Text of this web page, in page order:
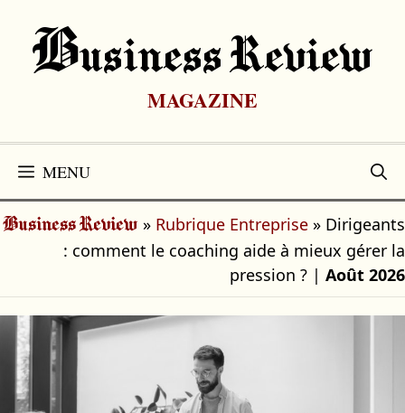
contenu
BUsiness Review
MAGAZINE
MENU
Business Review » Rubrique Entreprise » Dirigeants
: comment le coaching aide à mieux gérer la
pression ? | Août 2026